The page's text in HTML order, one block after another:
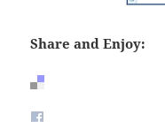
Share and Enjoy: